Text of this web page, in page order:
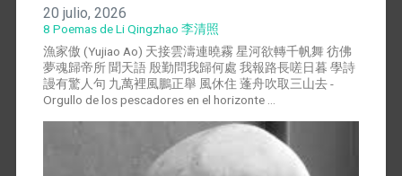
20 julio, 2026
8 Poemas de Li Qingzhao 李清照
漁家傲 (Yujiao Ao) 天接雲濤連曉霧 星河欲轉千帆舞 彷佛
夢魂歸帝所 聞天語 殷勤問我歸何處 我報路長嗟日暮 學詩
謾有驚人句 九萬裡風鵬正舉 風休住 蓬舟吹取三山去 -
Orgullo de los pescadores en el horizonte …